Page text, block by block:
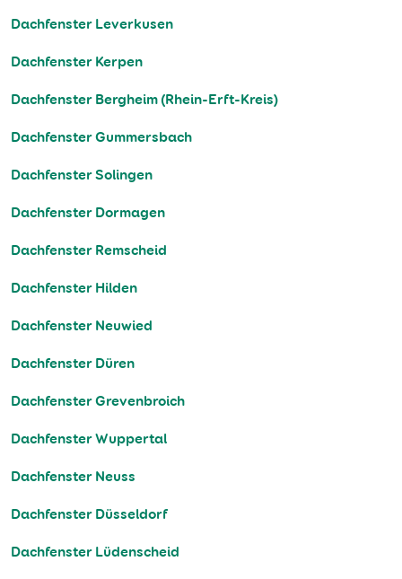
Dachfenster Leverkusen
Dachfenster Kerpen
Dachfenster Bergheim (Rhein-Erft-Kreis)
Dachfenster Gummersbach
Dachfenster Solingen
Dachfenster Dormagen
Dachfenster Remscheid
Dachfenster Hilden
Dachfenster Neuwied
Dachfenster Düren
Dachfenster Grevenbroich
Dachfenster Wuppertal
Dachfenster Neuss
Dachfenster Düsseldorf
Dachfenster Lüdenscheid